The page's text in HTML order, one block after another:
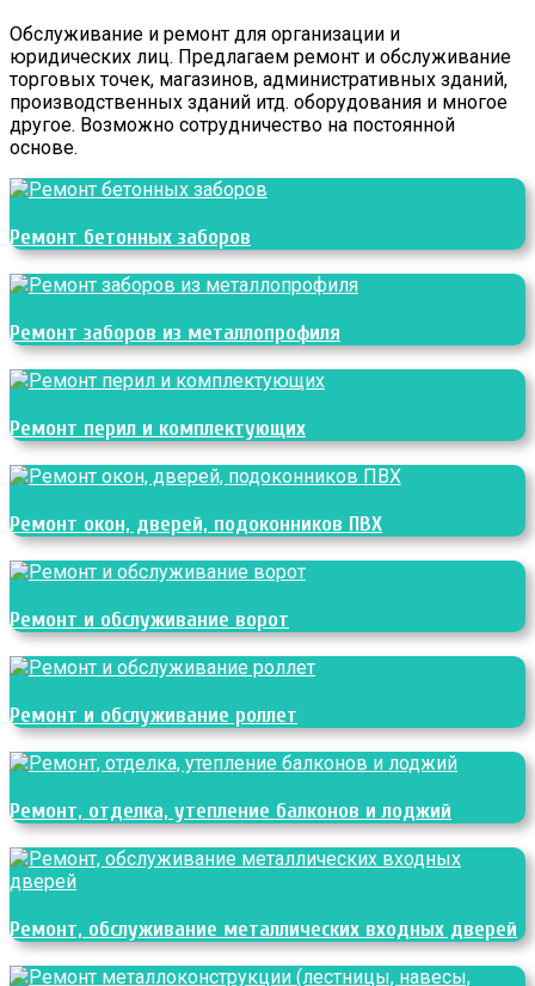
Обслуживание и ремонт для организации и
юридических лиц. Предлагаем ремонт и обслуживание
торговых точек, магазинов, административных зданий,
производственных зданий итд. оборудования и многое
другое. Возможно сотрудничество на постоянной
основе.
Ремонт бетонных заборов
Ремонт заборов из металлопрофиля
Ремонт перил и комплектующих
Ремонт окон, дверей, подоконников ПВХ
Ремонт и обслуживание ворот
Ремонт и обслуживание роллет
Ремонт, отделка, утепление балконов и лоджий
Ремонт, обслуживание металлических входных дверей